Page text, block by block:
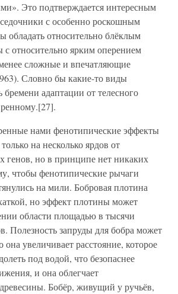
Это подтверждается интересным
с особенно роскошным
обладать относительно блёклым
относительно ярким оперением
сложные и впечатляющие
Словно бы какие-то виды
бремени адаптации от телесного
нами фенотипические эффекты
на несколько ярдов от
но в принципе нет никаких
чтобы фенотипические рычаги
на мили. Бобровая плотина
но эффект плотины может
области площадью в тысячи
Полезность запруды для бобра может
она увеличивает расстояние, которое
под водой, что безопаснее
и она облегчает
Бобёр, живущий у ручьёв,